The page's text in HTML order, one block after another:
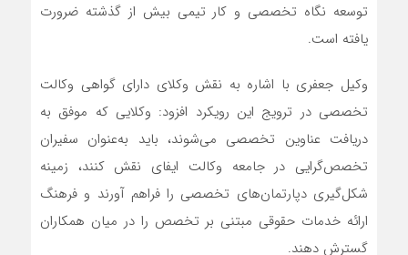
توسعه نگاه تخصصی و کار تیمی بیش از گذشته ضرورت
یافته است.
وکیل جعفری با اشاره به نقش وکلای دارای گواهی وکالت
تخصصی در ترویج این رویکرد افزود: وکلایی که موفق به
دریافت عناوین تخصصی می‌شوند، باید به‌عنوان سفیران
تخصص‌گرایی در جامعه وکالت ایفای نقش کنند، زمینه
شکل‌گیری دپارتمان‌های تخصصی را فراهم آورند و فرهنگ
ارائه خدمات حقوقی مبتنی بر تخصص را در میان همکاران
گسترش دهند.